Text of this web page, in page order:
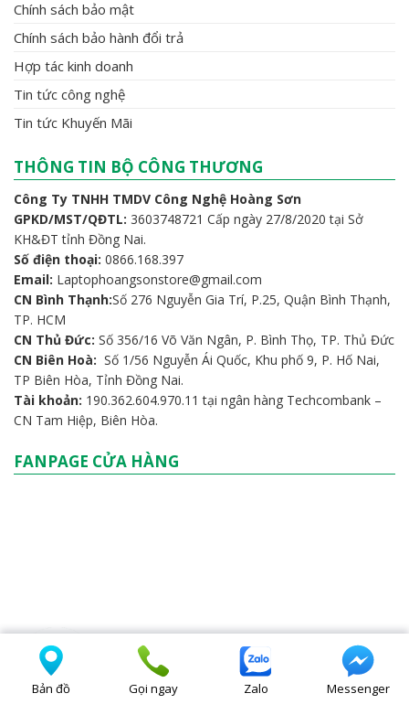
Bản đồ Gọi ngay Zalo Messenger
Chính sách bảo mật
Chính sách bảo hành đổi trả
Hợp tác kinh doanh
Tin tức công nghệ
Tin tức Khuyến Mãi
THÔNG TIN BỘ CÔNG THƯƠNG
Công Ty TNHH TMDV Công Nghệ Hoàng Sơn
GPKD/MST/QĐTL: 3603748721 Cấp ngày 27/8/2020 tại Sở
KH&ĐT tỉnh Đồng Nai.
Số điện thoại: 0866.168.397
Email: Laptophoangsonstore@gmail.com
CN Bình Thạnh:Số 276 Nguyễn Gia Trí, P.25, Quận Bình Thạnh,
TP. HCM
CN Thủ Đức: Số 356/16 Võ Văn Ngân, P. Bình Thọ, TP. Thủ Đức
CN Biên Hoà: Số 1/56 Nguyễn Ái Quốc, Khu phố 9, P. Hố Nai,
TP Biên Hòa, Tỉnh Đồng Nai.
Tài khoản: 190.362.604.970.11 tại ngân hàng Techcombank –
CN Tam Hiệp, Biên Hòa.
FANPAGE CỬA HÀNG